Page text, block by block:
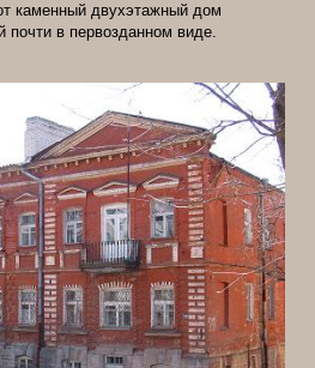
каменный двухэтажный дом
почти в первозданном виде.